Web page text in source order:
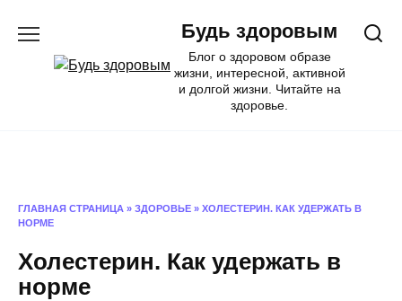
содержанию
Будь здоровым
Блог о здоровом образе
жизни, интересной, активной
и долгой жизни. Читайте на
здоровье.
ГЛАВНАЯ СТРАНИЦА » ЗДОРОВЬЕ » ХОЛЕСТЕРИН. КАК УДЕРЖАТЬ В
НОРМЕ
Холестерин. Как удержать в
норме